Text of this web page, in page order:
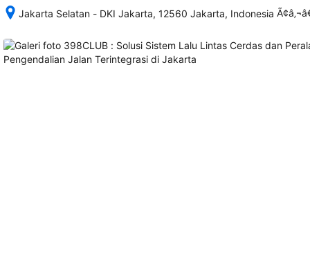
Jakarta Selatan - DKI Jakarta, 12560 Jakarta, Indonesia
memesan,
semua
rincian